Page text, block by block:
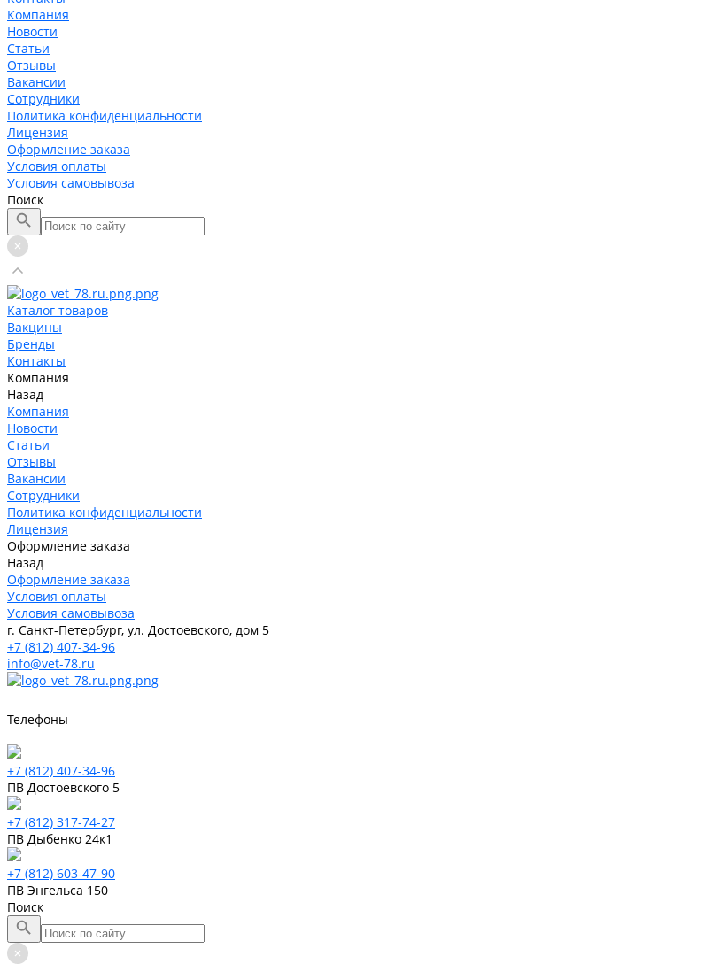
Компания
Новости
Статьи
Отзывы
Вакансии
Сотрудники
Политика конфиденциальности
Лицензия
Оформление заказа
Условия оплаты
Условия самовывоза
Поиск
Каталог товаров
Вакцины
Бренды
Контакты
Компания
Назад
Компания
Новости
Статьи
Отзывы
Вакансии
Сотрудники
Политика конфиденциальности
Лицензия
Оформление заказа
Назад
Оформление заказа
Условия оплаты
Условия самовывоза
г. Санкт-Петербург, ул. Достоевского, дом 5
+7 (812) 407-34-96
info@vet-78.ru
Телефоны
+7 (812) 407-34-96
ПВ Достоевского 5
+7 (812) 317-74-27
ПВ Дыбенко 24к1
+7 (812) 603-47-90
ПВ Энгельса 150
Поиск